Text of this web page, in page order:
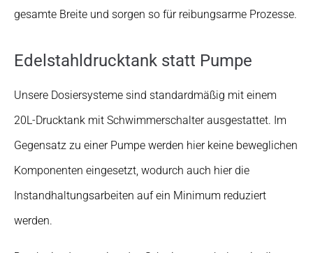
gesamte Breite und sorgen so für reibungsarme Prozesse.
Edelstahldrucktank statt Pumpe
Unsere Dosiersysteme sind standardmäßig mit einem
20L-Drucktank mit Schwimmerschalter ausgestattet. Im
Gegensatz zu einer Pumpe werden hier keine beweglichen
Komponenten eingesetzt, wodurch auch hier die
Instandhaltungsarbeiten auf ein Minimum reduziert
werden.